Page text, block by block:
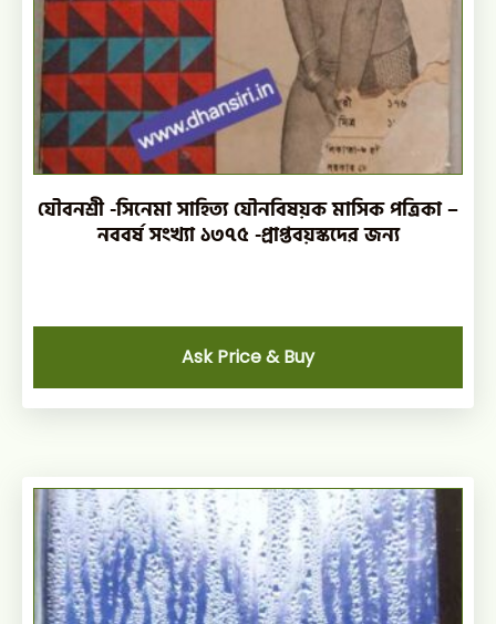
যৌবনশ্রী -সিনেমা সাহিত্য যৌনবিষয়ক মাসিক পত্রিকা –
নববর্ষ সংখ্যা ১৩৭৫ -প্রাপ্তবয়স্কদের জন্য
Ask Price & Buy